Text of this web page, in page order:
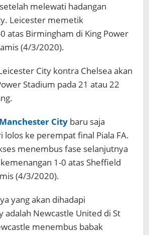
melewati hadangan
Leicester memetik
atas Birmingham di King Power
(4/3/2020).
City kontra Chelsea akan
Stadium pada 21 atau 22
Manchester City baru saja
lolos ke perempat final Piala FA.
menembus fase selanjutnya
1-0 atas Sheffield
(4/3/2020).
yang akan dihadapi
adalah Newcastle United di St
menembus babak